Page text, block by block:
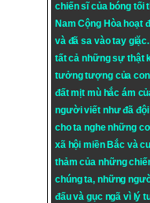
chiến sĩ của bóng tối
Nam Cộng Hòa hoạt
và đã sa vào tay
tất cả những sự thật
tưởng tượng của
đất mịt mù hắc ám
người viết như đã
cho ta nghe những
xã hội miền Bắc và
thảm của những
chúng ta, những
đấu và gục ngã vì lý